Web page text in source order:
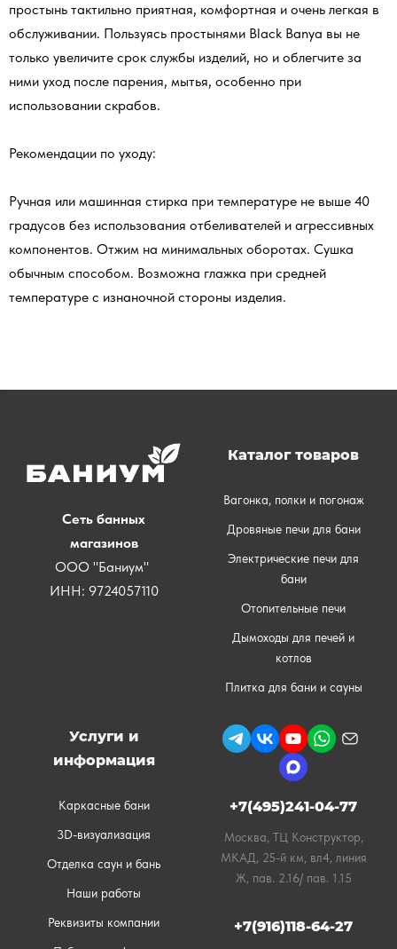
простынь тактильно приятная, комфортная и очень легкая в
обслуживании. Пользуясь простынями Black Banya вы не
только увеличите срок службы изделий, но и облегчите за
ними уход после парения, мытья, особенно при
использовании скрабов.
Рекомендации по уходу:
Ручная или машинная стирка при температуре не выше 40
градусов без использования отбеливателей и агрессивных
компонентов. Отжим на минимальных оборотах. Сушка
обычным способом. Возможна глажка при средней
температуре с изнаночной стороны изделия.
Сеть банных
магазинов
ООО "Баниум"
ИНН: 9724057110
Каталог товаров
Вагонка, полки и погонаж
Дровяные печи для бани
Электрические печи для
бани
Отопительные печи
Дымоходы для печей и
котлов
Плитка для бани и сауны
Услуги и
информация
Каркасные бани
3D-визуализация
Отделка саун и бань
Наши работы
Реквизиты компании
+7(495)241-04-77
Москва, ТЦ Конструктор,
МКАД, 25-й км, вл4, линия
Ж, пав. 2.16/ пав. 1.15
+7(916)118-64-27